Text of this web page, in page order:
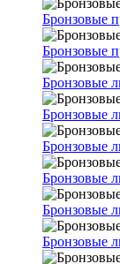
Бронзовые
Бронзовые
Бронзовые
Бронзовые
Бронзовые
Бронзовые
Бронзовые
Бронзовые